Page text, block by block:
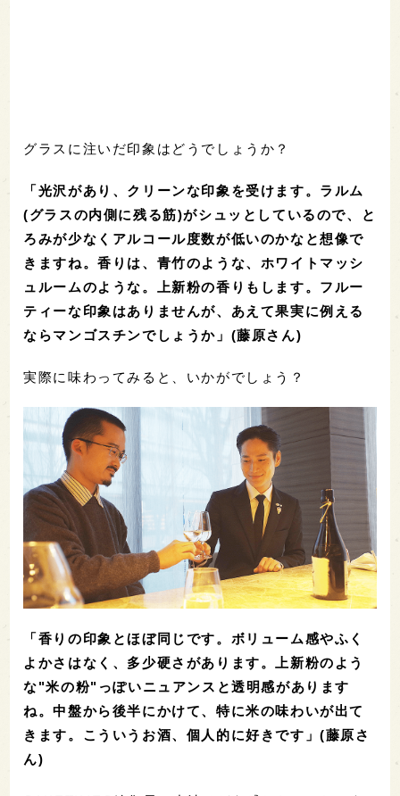
グラスに注いだ印象はどうでしょうか？
「光沢があり、クリーンな印象を受けます。ラルム
(グラスの内側に残る筋)がシュッとしているので、と
ろみが少なくアルコール度数が低いのかなと想像で
きますね。香りは、青竹のような、ホワイトマッシ
ュルームのような。上新粉の香りもします。フルー
ティーな印象はありませんが、あえて果実に例える
ならマンゴスチンでしょうか」(藤原さん)
実際に味わってみると、いかがでしょう？
「香りの印象とほぼ同じです。ボリューム感やふく
よかさはなく、多少硬さがあります。上新粉のよう
な"米の粉"っぽいニュアンスと透明感があります
ね。中盤から後半にかけて、特に米の味わいが出て
きます。こういうお酒、個人的に好きです」(藤原さ
ん)